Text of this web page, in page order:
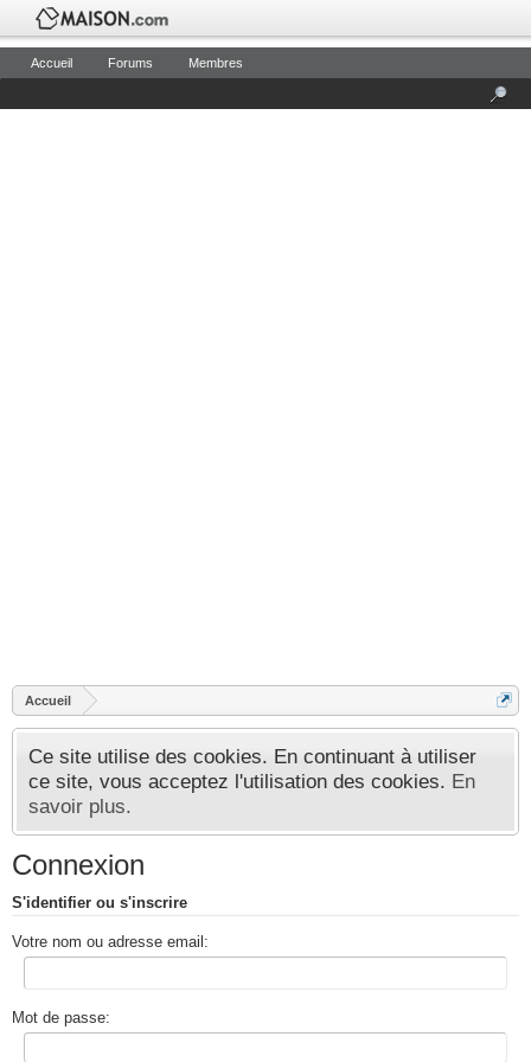
Accueil
Ce site utilise des cookies. En continuant à utiliser
ce site, vous acceptez l'utilisation des cookies. En
savoir plus.
Connexion
S'identifier ou s'inscrire
Votre nom ou adresse email:
Mot de passe:
Accueil Forums Membres